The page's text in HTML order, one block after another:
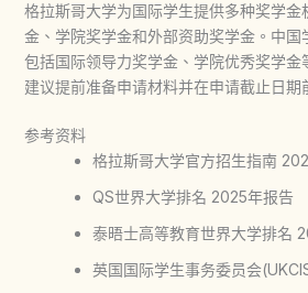
格拉斯哥大学为国际学生提供多种奖学金
金、学院奖学金和外部资助奖学金。中国
包括国际领导力奖学金、学院优秀奖学金
建议提前准备申请材料并在申请截止日期
参考资料
格拉斯哥大学官方招生指南
QS世界大学排名 2025年报告
泰晤士高等教育世界大学排名
英国国际学生事务委员会